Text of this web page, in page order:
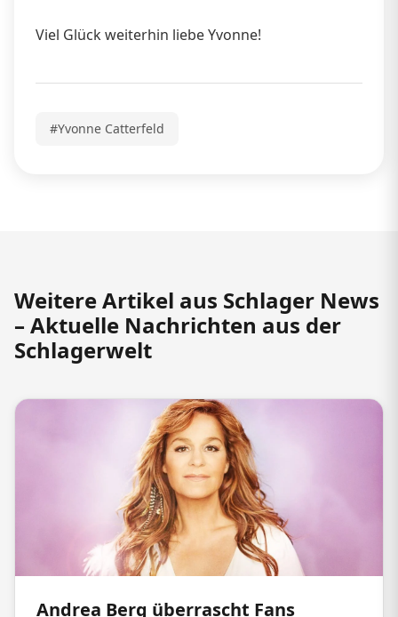
Viel Glück weiterhin liebe Yvonne!
#Yvonne Catterfeld
Weitere Artikel aus Schlager News
– Aktuelle Nachrichten aus der
Schlagerwelt
Andrea Berg überrascht Fans